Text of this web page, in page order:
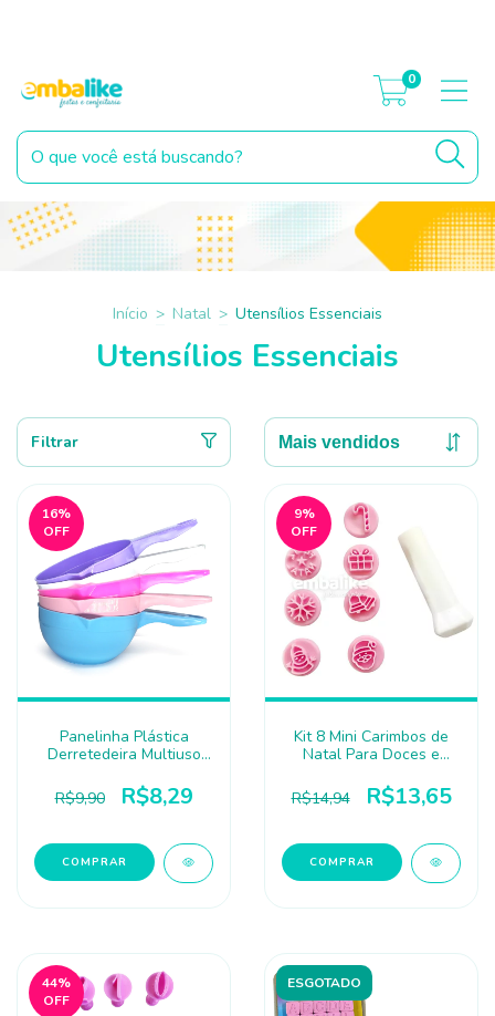
0
Início > Natal > Utensílios Essenciais
Utensílios Essenciais
Filtrar
16%
OFF
Panelinha Plástica
Derretedeira Multiuso
R$9,90
R$8,29
COMPRAR
9%
OFF
Kit 8 Mini Carimbos de
Natal Para Doces e
R$14,94
R$13,65
44%
OFF
ESGOTADO